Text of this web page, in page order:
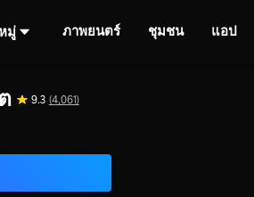
มู่ ภาพยนตร์ ชุมชน แอป
9.3 (4,061)